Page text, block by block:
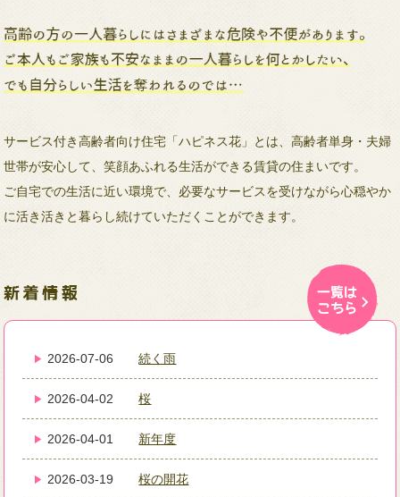
サービス付き高齢者向け住宅「ハピネス花」とは、高齢者単身・夫婦
世帯が安心して、笑顔あふれる生活ができる賃貸の住まいです。
ご自宅での生活に近い環境で、必要なサービスを受けながら心穏やか
に活き活きと暮らし続けていただくことができます。
2026-07-06続く雨
2026-04-02桜
2026-04-01 新年度
2026-03-19桜の開花